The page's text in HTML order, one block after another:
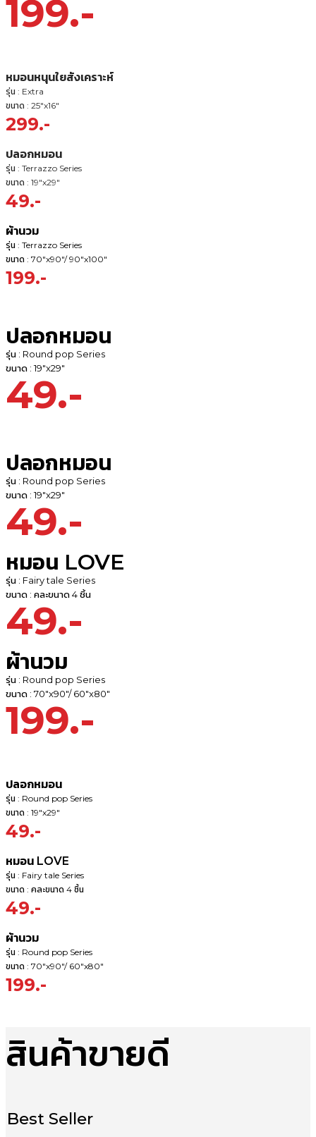
199.-
หมอนหนุนใยสังเคราะห์
รุ่น : Extra
ขนาด : 25"x16"
299.-
ปลอกหมอน
รุ่น : Terrazzo Series
ขนาด : 19"x29"
49.-
ผ้านวม
รุ่น : Terrazzo Series
ขนาด : 70"x90"/ 90"x100"
199.-
ปลอกหมอน
รุ่น : Round pop Series
ขนาด : 19"x29"
49.-
ปลอกหมอน
รุ่น : Round pop Series
ขนาด : 19"x29"
49.-
หมอน LOVE
รุ่น : Fairy tale Series
ขนาด : คละขนาด 4 ชิ้น
49.-
ผ้านวม
รุ่น : Round pop Series
ขนาด : 70"x90"/ 60"x80"
199.-
ปลอกหมอน
รุ่น : Round pop Series
ขนาด : 19"x29"
49.-
หมอน LOVE
รุ่น : Fairy tale Series
ขนาด : คละขนาด 4 ชิ้น
49.-
ผ้านวม
รุ่น : Round pop Series
ขนาด : 70"x90"/ 60"x80"
199.-
สินค้าขายดี
Best Seller